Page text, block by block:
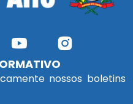
nossos boletins